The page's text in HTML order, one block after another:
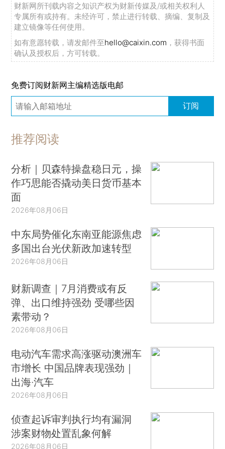
财新网所刊载内容之知识产权为财新传媒及/或相关权利人
专属所有或持有。未经许可，禁止进行转载、摘编、复制及
建立镜像等任何使用。
如有意愿转载，请发邮件至hello@caixin.com ，获得书面
确认及授权后，方可转载。
免费订阅财新网主编精选版电邮
订阅
推荐阅读
分析｜贝森特操盘稳日元，操
作巧思能否撬动美日货币基本
面
2026年08月06日
中东局势催化东南亚能源焦虑
多国出台光伏新政加速转型
2026年08月06日
财新调查｜7月消费或有反
弹、出口维持强劲 受哪些因
素带动？
2026年08月06日
电动汽车需求高涨驱动澳洲车
市增长 中国品牌表现强劲｜
出海·汽车
2026年08月06日
侦查起诉审判执行均有漏洞
涉案财物处置乱象何解
2026年08月06日